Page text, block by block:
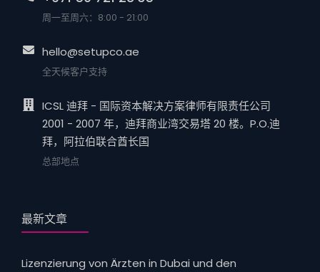
周一至周六：8:00 - 21:00
hello@setupco.ae
全天候客户支持
ICSL 迪拜 - 国际资本解决方案律师有限责任公司
2001 - 2007 年，迪拜商业湾交易塔 20 楼。P.O.迪
拜，阿拉伯联合酋长国
总部地点
最新文章
Lizenzierung von Ärzten in Dubai und den